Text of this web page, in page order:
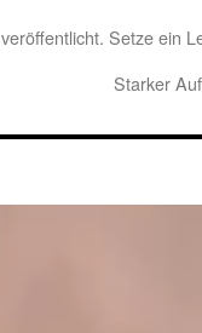
veröffentlicht. Setze ein
Starker